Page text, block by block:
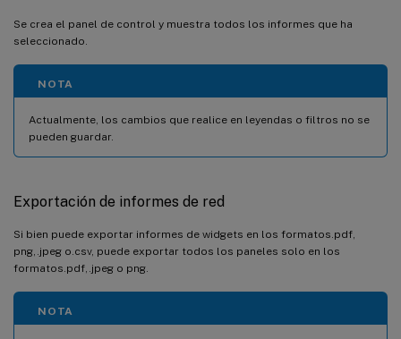
Se crea el panel de control y muestra todos los informes que ha
seleccionado.
NOTA
Actualmente, los cambios que realice en leyendas o filtros no se
pueden guardar.
Exportación de informes de red
Si bien puede exportar informes de widgets en los formatos.pdf,
png,.jpeg o.csv, puede exportar todos los paneles solo en los
formatos.pdf,.jpeg o png.
NOTA